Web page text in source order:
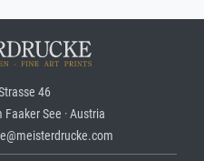
46
See · Austria